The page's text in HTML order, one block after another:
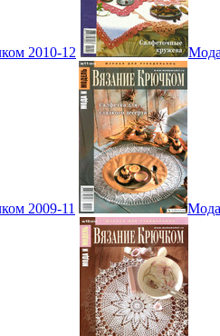
2010-12
2009-11